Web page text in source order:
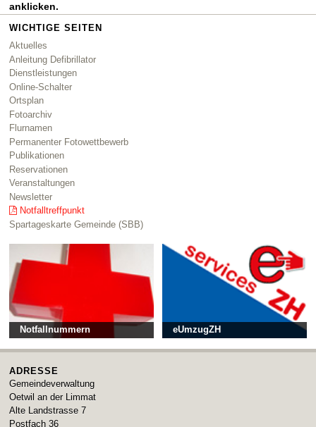
anklicken.
WICHTIGE SEITEN
Aktuelles
Anleitung Defibrillator
Dienstleistungen
Online-Schalter
Ortsplan
Fotoarchiv
Flurnamen
Permanenter Fotowettbewerb
Publikationen
Reservationen
Veranstaltungen
Newsletter
Notfalltreffpunkt
Spartageskarte Gemeinde (SBB)
Notfallnummern eUmzugZH
ADRESSE
Gemeindeverwaltung
Oetwil an der Limmat
Alte Landstrasse 7
Postfach 36